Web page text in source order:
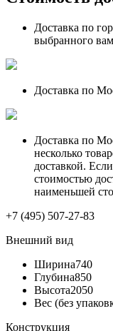
Доставка по
выбранного
Доставка по
Доставка по
несколько
доставкой.
стоимостью
наименьшей
+7 (495) 507-27-83
Внешний вид
Ширина740
Глубина850
Высота2050
Вес (без
Конструкция